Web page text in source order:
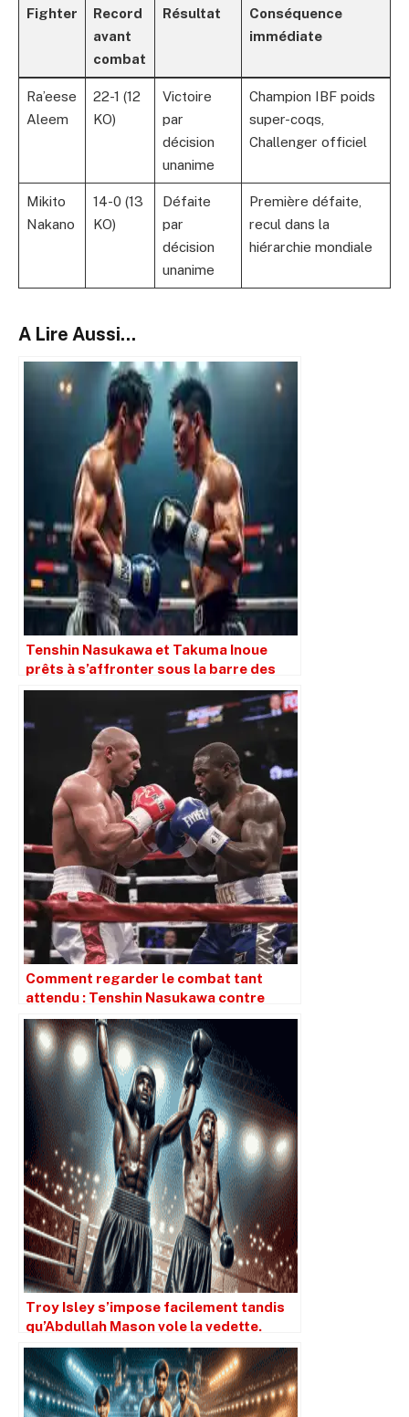
Fighter
Record
avant
combat
Résultat
Conséquence
immédiate
Ra’eese
Aleem
22-1 (12
KO)
Victoire
par
décision
unanime
Champion IBF poids
super-coqs,
Challenger officiel
Mikito
Nakano
14-0 (13
KO)
Défaite
par
décision
unanime
Première défaite,
recul dans la
hiérarchie mondiale
A Lire Aussi...
Tenshin Nasukawa et Takuma Inoue
prêts à s’affronter sous la barre des
118 lbs pour un combat de championnat
Comment regarder le combat tant
attendu : Tenshin Nasukawa contre
Takuma Inoue
Troy Isley s’impose facilement tandis
qu’Abdullah Mason vole la vedette.